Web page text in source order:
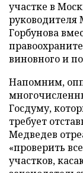
участке в
руководителя
Горбунова
виновного и
Напомним,
Госдуму,
требует
Медведев
«проверить
участков,